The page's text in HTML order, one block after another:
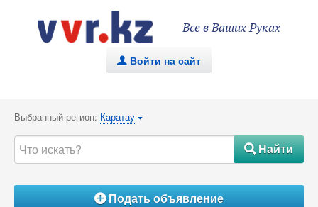
Все в Ваших Руках
. Войти на сайт
Выбранный регион: Каратау {
#Найти
ÁПодать объявление